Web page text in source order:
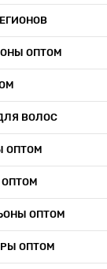
ОПТОМ
ВОЛОС
ОПТОМ
ОПТОМ
ОПТОМ